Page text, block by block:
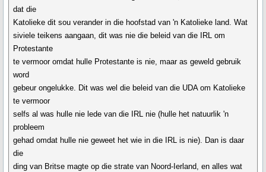
dat die
Katolieke dit sou verander in die hoofstad van 'n Katolieke land. Wat
siviele teikens aangaan, dit was nie die beleid van die IRL om
Protestante
te vermoor omdat hulle Protestante is nie, maar as geweld gebruik
word
gebeur ongelukke. Dit was wel die beleid van die UDA om Katolieke
te vermoor
selfs al was hulle nie lede van die IRL nie (hulle het natuurlik 'n
probleem
gehad omdat hulle nie geweet het wie in die IRL is nie). Dan is daar
die
ding van Britse magte op die strate van Noord-Ierland, en alles wat